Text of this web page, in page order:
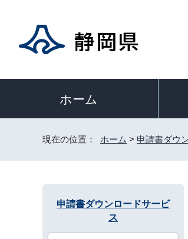
ホーム
現在の位置： ホーム > 申請書ダウ
申請書ダウンロードサービ
ス